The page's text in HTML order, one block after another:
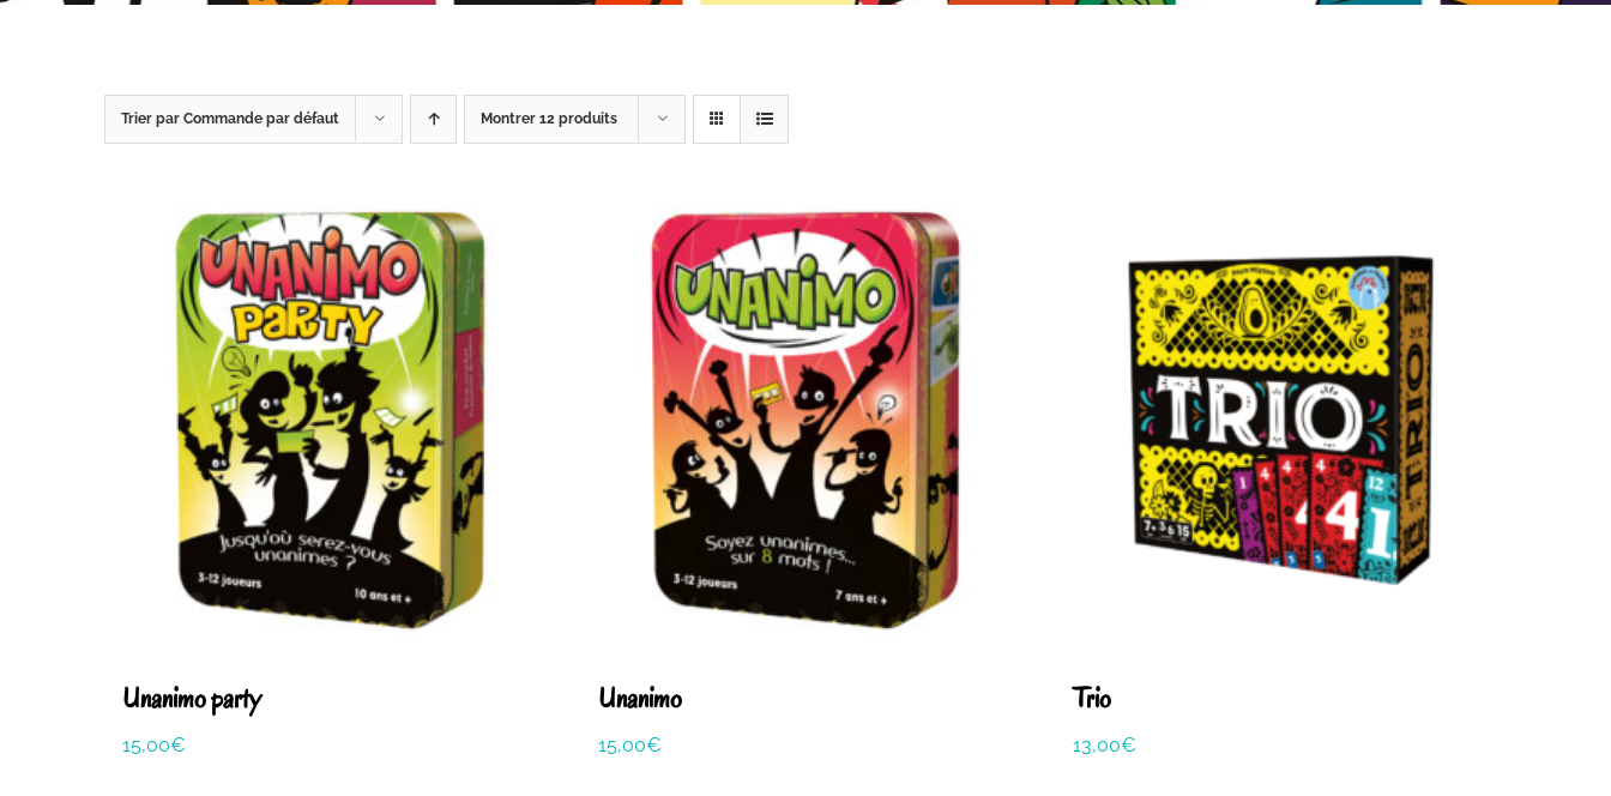
Trier par Commande par défaut Montrer 12 produits
Unanimo party
15,00€
Unanimo
15,00€
Trio
13,00€